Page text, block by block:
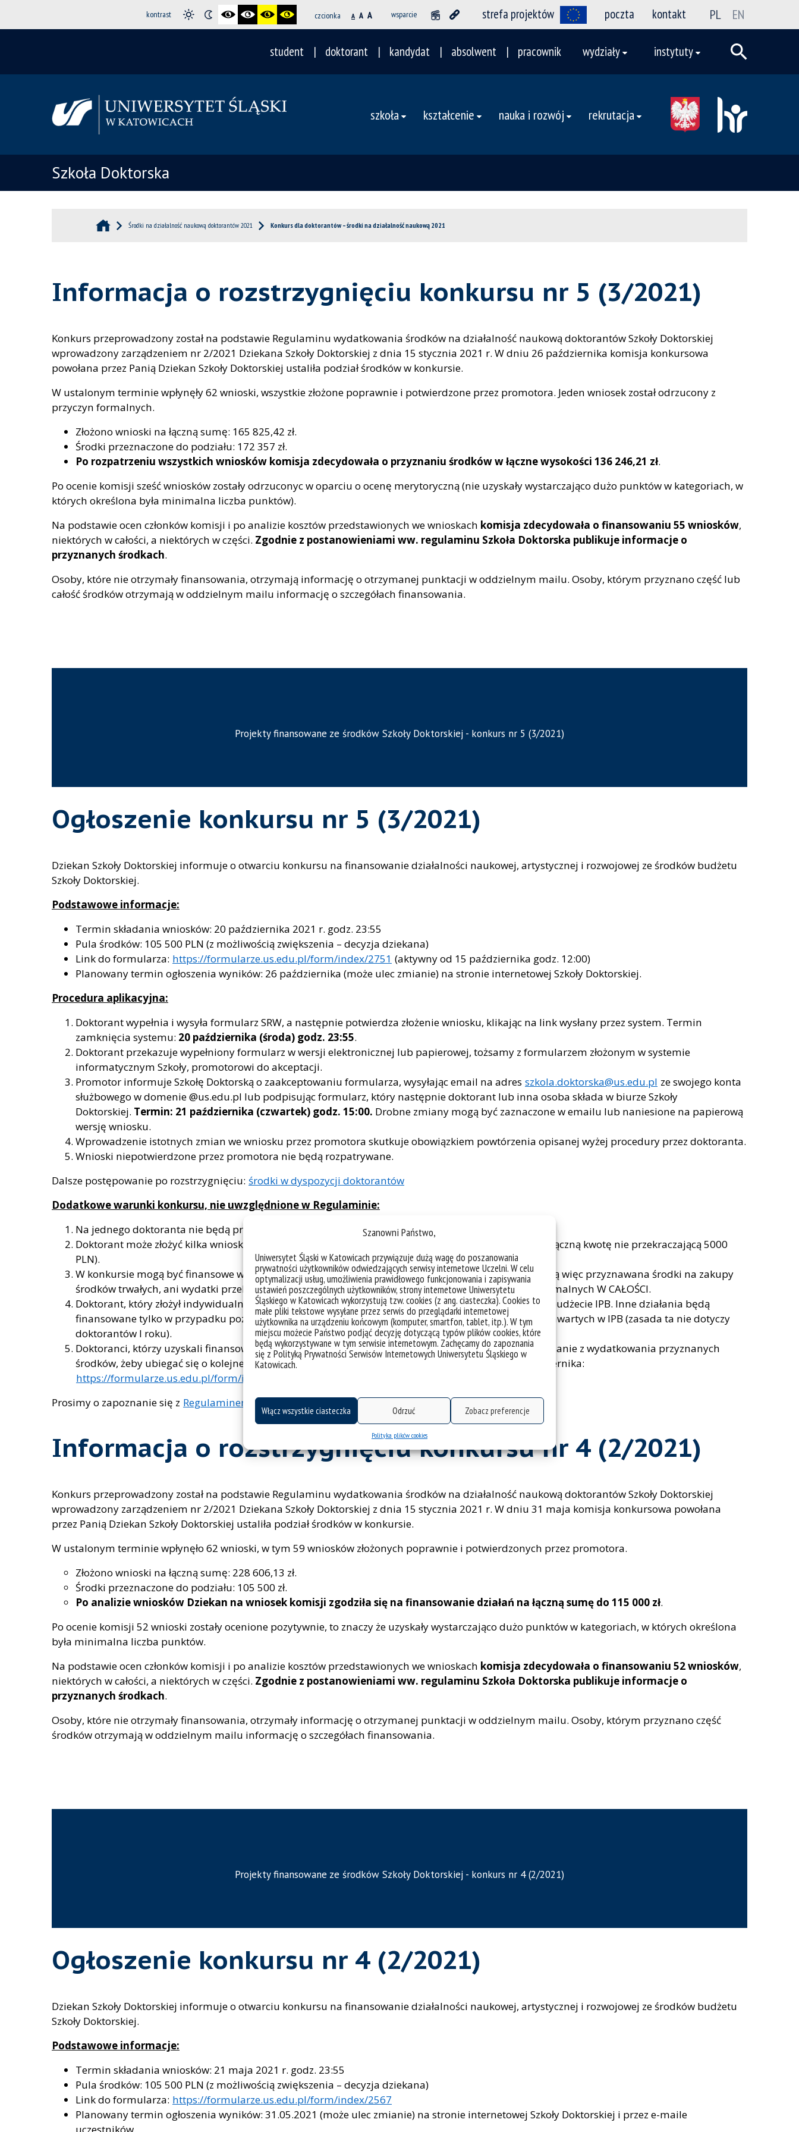
Szanowni Państwo,
Uniwersytet Śląski w Katowicach przywiązuje dużą wagę do poszanowania
prywatności użytkowników odwiedzających serwisy internetowe Uczelni. W celu
optymalizacji usług, umożliwienia prawidłowego funkcjonowania i zapisywania
ustawień poszczególnych użytkowników, strony internetowe Uniwersytetu
Śląskiego w Katowicach wykorzystują tzw. cookies (z ang. ciasteczka). Cookies to
małe pliki tekstowe wysyłane przez serwis do przeglądarki internetowej
użytkownika na urządzeniu końcowym (komputer, smartfon, tablet, itp.). W tym
miejscu możecie Państwo podjąć decyzję dotyczącą typów plików cookies, które
będą wykorzystywane w tym serwisie internetowym. Zachęcamy do zapoznania
się z Polityką Prywatności Serwisów Internetowych Uniwersytetu Śląskiego w
Katowicach.
Włącz wszystkie ciasteczka Odrzuć Zobacz preferencje
Polityka plików cookies
kontrast czcionka A A A wsparcie strefa projektów poczta kontakt PL EN
student doktorant kandydat absolwent pracownik wydziały instytuty
szkoła kształcenie nauka i rozwój rekrutacja
Szkoła Doktorska
Środki na działalność naukową doktorantów 2021 Konkurs dla doktorantów – środki na działalność naukową 2021
Informacja o rozstrzygnięciu konkursu nr 5 (3/2021)
Konkurs przeprowadzony został na podstawie Regulaminu wydatkowania środków na działalność naukową doktorantów Szkoły Doktorskiej
wprowadzony zarządzeniem nr 2/2021 Dziekana Szkoły Doktorskiej z dnia 15 stycznia 2021 r. W dniu 26 października komisja konkursowa
powołana przez Panią Dziekan Szkoły Doktorskiej ustaliła podział środków w konkursie.
W ustalonym terminie wpłynęły 62 wnioski, wszystkie złożone poprawnie i potwierdzone przez promotora. Jeden wniosek został odrzucony z
przyczyn formalnych.
Złożono wnioski na łączną sumę: 165 825,42 zł.
Środki przeznaczone do podziału: 172 357 zł.
Po rozpatrzeniu wszystkich wniosków komisja zdecydowała o przyznaniu środków w łączne wysokości 136 246,21 zł.
Po ocenie komisji sześć wniosków zostały odrzuconyc w oparciu o ocenę merytoryczną (nie uzyskały wystarczająco dużo punktów w kategoriach, w
których określona była minimalna liczba punktów).
Na podstawie ocen członków komisji i po analizie kosztów przedstawionych we wnioskach komisja zdecydowała o finansowaniu 55 wniosków,
niektórych w całości, a niektórych w części. Zgodnie z postanowieniami ww. regulaminu Szkoła Doktorska publikuje informacje o
przyznanych środkach.
Osoby, które nie otrzymały finansowania, otrzymają informację o otrzymanej punktacji w oddzielnym mailu. Osoby, którym przyznano część lub
całość środków otrzymają w oddzielnym mailu informację o szczegółach finansowania.
Projekty finansowane ze środków Szkoły Doktorskiej - konkurs nr 5 (3/2021)
Ogłoszenie konkursu nr 5 (3/2021)
Dziekan Szkoły Doktorskiej informuje o otwarciu konkursu na finansowanie działalności naukowej, artystycznej i rozwojowej ze środków budżetu
Szkoły Doktorskiej.
Podstawowe informacje:
Termin składania wniosków: 20 października 2021 r. godz. 23:55
Pula środków: 105 500 PLN (z możliwością zwiększenia – decyzja dziekana)
Link do formularza: https://formularze.us.edu.pl/form/index/2751 (aktywny od 15 października godz. 12:00)
Planowany termin ogłoszenia wyników: 26 października (może ulec zmianie) na stronie internetowej Szkoły Doktorskiej.
Procedura aplikacyjna:
Doktorant wypełnia i wysyła formularz SRW, a następnie potwierdza złożenie wniosku, klikając na link wysłany przez system. Termin
zamknięcia systemu: 20 października (środa) godz. 23:55.
Doktorant przekazuje wypełniony formularz w wersji elektronicznej lub papierowej, tożsamy z formularzem złożonym w systemie
informatycznym Szkoły, promotorowi do akceptacji.
Promotor informuje Szkołę Doktorską o zaakceptowaniu formularza, wysyłając email na adres szkola.doktorska@us.edu.pl ze swojego konta
służbowego w domenie @us.edu.pl lub podpisując formularz, który następnie doktorant lub inna osoba składa w biurze Szkoły
Doktorskiej. Termin: 21 października (czwartek) godz. 15:00. Drobne zmiany mogą być zaznaczone w emailu lub naniesione na papierową
wersję wniosku.
Wprowadzenie istotnych zmian we wniosku przez promotora skutkuje obowiązkiem powtórzenia opisanej wyżej procedury przez doktoranta.
Wnioski niepotwierdzone przez promotora nie będą rozpatrywane.
Dalsze postępowanie po rozstrzygnięciu: środki w dyspozycji doktorantów
Dodatkowe warunki konkursu, nie uwzględnione w Regulaminie:
Na jednego doktoranta nie będą przyznawane środki w wysokości większej niż 5000 PLN.
Doktorant może złożyć kilka wniosków, jeżeli chce się ubiegać o finansowanie różnych projektów (na łączną kwotę nie przekraczającą 5000
PLN).
W konkursie mogą być finansowe wyłącznie środki do wydania w roku kalendarzowym 2021. Nie będą więc przyznawana środki na zakupy
środków trwałych, ani wydatki przekraczające rok 2021. Takie wnioski będą odrzucone z przyczyn formalnych W CAŁOŚCI.
Doktorant, który złożył indywidualny plan badawczy powinien wnioskować o środki zaplanowane w budżecie IPB. Inne działania będą
finansowane tylko w przypadku pozostania wolnych środków po sfinansowaniu wszystkich działań zawartych w IPB (zasada ta nie dotyczy
doktorantów I roku).
Doktoranci, którzy uzyskali finansowanie w poprzednich konkursach muszą złożyć wstępne sprawozdanie z wydatkowania przyznanych
środków, żeby ubiegać się o kolejne środki. Dostępny jest formularz sprawozdania na dzień 1 października:
https://formularze.us.edu.pl/form/index/2748
Prosimy o zapoznanie się z Regulaminem przyznawania środków.
Informacja o rozstrzygnięciu konkursu nr 4 (2/2021)
Konkurs przeprowadzony został na podstawie Regulaminu wydatkowania środków na działalność naukową doktorantów Szkoły Doktorskiej
wprowadzony zarządzeniem nr 2/2021 Dziekana Szkoły Doktorskiej z dnia 15 stycznia 2021 r. W dniu 31 maja komisja konkursowa powołana
przez Panią Dziekan Szkoły Doktorskiej ustaliła podział środków w konkursie.
W ustalonym terminie wpłynęło 62 wnioski, w tym 59 wniosków złożonych poprawnie i potwierdzonych przez promotora.
Złożono wnioski na łączną sumę: 228 606,13 zł.
Środki przeznaczone do podziału: 105 500 zł.
Po analizie wniosków Dziekan na wniosek komisji zgodziła się na finansowanie działań na łączną sumę do 115 000 zł.
Po ocenie komisji 52 wnioski zostały ocenione pozytywnie, to znaczy że uzyskały wystarczająco dużo punktów w kategoriach, w których określona
była minimalna liczba punktów.
Na podstawie ocen członków komisji i po analizie kosztów przedstawionych we wnioskach komisja zdecydowała o finansowaniu 52 wniosków,
niektórych w całości, a niektórych w części. Zgodnie z postanowieniami ww. regulaminu Szkoła Doktorska publikuje informacje o
przyznanych środkach.
Osoby, które nie otrzymały finansowania, otrzymały informację o otrzymanej punktacji w oddzielnym mailu. Osoby, którym przyznano część
środków otrzymają w oddzielnym mailu informację o szczegółach finansowania.
Projekty finansowane ze środków Szkoły Doktorskiej - konkurs nr 4 (2/2021)
Ogłoszenie konkursu nr 4 (2/2021)
Dziekan Szkoły Doktorskiej informuje o otwarciu konkursu na finansowanie działalności naukowej, artystycznej i rozwojowej ze środków budżetu
Szkoły Doktorskiej.
Podstawowe informacje:
Termin składania wniosków: 21 maja 2021 r. godz. 23:55
Pula środków: 105 500 PLN (z możliwością zwiększenia – decyzja dziekana)
Link do formularza: https://formularze.us.edu.pl/form/index/2567
Planowany termin ogłoszenia wyników: 31.05.2021 (może ulec zmianie) na stronie internetowej Szkoły Doktorskiej i przez e-maile